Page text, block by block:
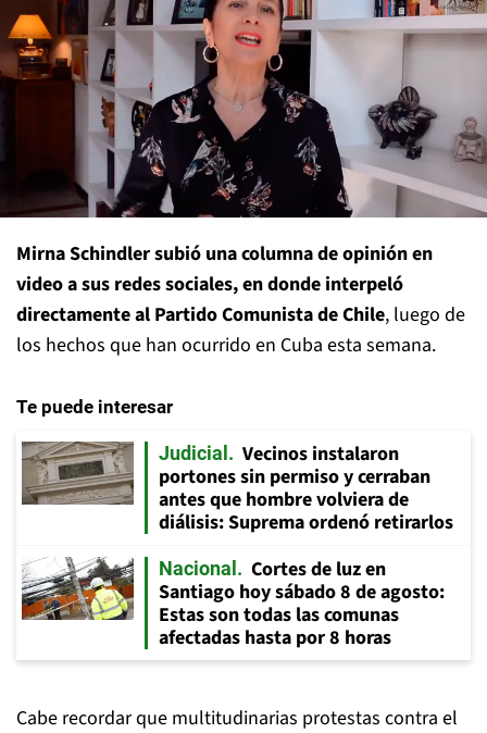
Mirna Schindler subió una columna de opinión en
video a sus redes sociales, en donde interpeló
directamente al Partido Comunista de Chile, luego de
los hechos que han ocurrido en Cuba esta semana.
Te puede interesar
Judicial
Vecinos instalaron
portones sin permiso y cerraban
antes que hombre volviera de
diálisis: Suprema ordenó retirarlos
Nacional
Cortes de luz en
Santiago hoy sábado 8 de agosto:
Estas son todas las comunas
afectadas hasta por 8 horas
Cabe recordar que multitudinarias protestas contra el